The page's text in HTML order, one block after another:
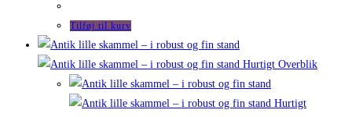
Tilføj til kurv
Hurtigt Overblik
Hurtigt